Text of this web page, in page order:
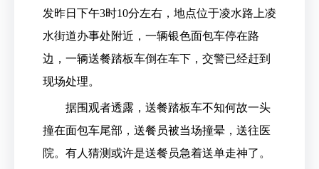
发昨日下午3时10分左右，地点位于凌水路上凌
水街道办事处附近，一辆银色面包车停在路
边，一辆送餐踏板车倒在车下，交警已经赶到
现场处理。
据围观者透露，送餐踏板车不知何故一头
撞在面包车尾部，送餐员被当场撞晕，送往医
院。有人猜测或许是送餐员急着送单走神了。